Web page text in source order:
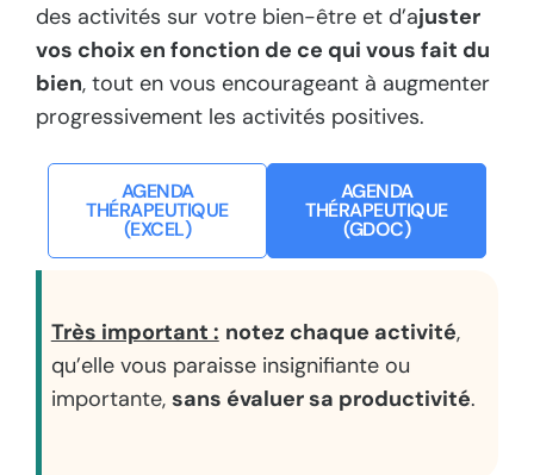
des activités sur votre bien-être et d’ajuster
vos choix en fonction de ce qui vous fait du
bien, tout en vous encourageant à augmenter
progressivement les activités positives.
AGENDA
THÉRAPEUTIQUE
(EXCEL)
AGENDA
THÉRAPEUTIQUE
(GDOC)
Très important : notez chaque activité,
qu’elle vous paraisse insignifiante ou
importante, sans évaluer sa productivité.